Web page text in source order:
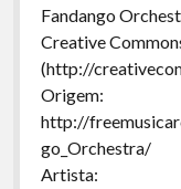
Fandango
Creative
(http://
Origem:
http://
go_Orchestra/
Artista: